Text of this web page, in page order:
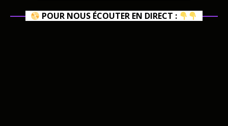
POUR NOUS ÉCOUTER EN DIRECT :